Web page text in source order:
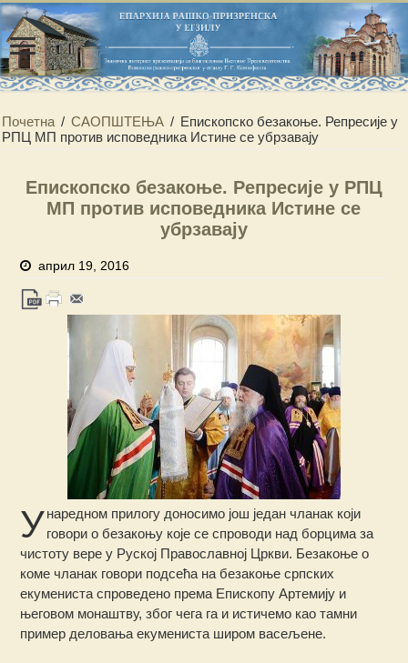
Почетна / САОПШТЕЊА / Епископско безакоње. Репресије у
РПЦ МП против исповедника Истине се убрзавају
Епископско безакоње. Репресије у РПЦ
МП против исповедника Истине се
убрзавају
април 19, 2016
Унаредном прилогу доносимо још један чланак који
говори о безакоњу које се спроводи над борцима за
чистоту вере у Руској Православној Цркви. Безакоње о
коме чланак говори подсећа на безакоње српских
екумениста спроведено према Епископу Артемију и
његовом монаштву, због чега га и истичемо као тамни
пример деловања екумениста широм васељене.